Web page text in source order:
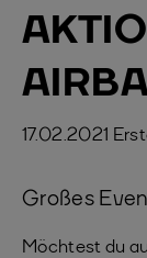
17.02.2021
Großes
Möchtest du